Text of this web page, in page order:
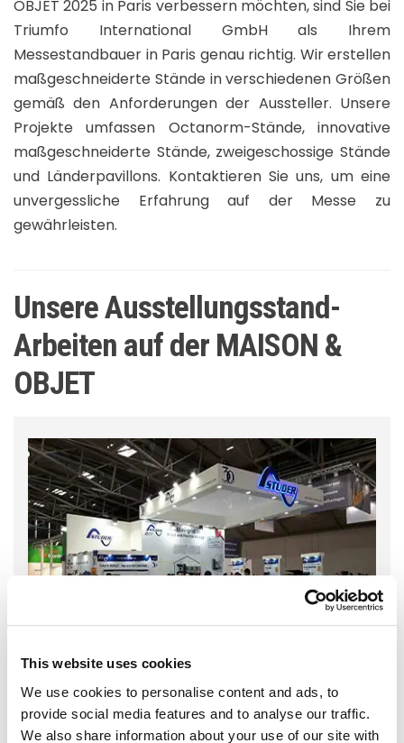
This website uses cookies
We use cookies to personalise content and ads, to
provide social media features and to analyse our traffic.
We also share information about your use of our site with
OBJET 2025 in Paris verbessern möchten, sind Sie bei
Triumfo International GmbH als Ihrem
Messestandbauer in Paris genau richtig. Wir erstellen
maßgeschneiderte Stände in verschiedenen Größen
gemäß den Anforderungen der Aussteller. Unsere
Projekte umfassen Octanorm-Stände, innovative
maßgeschneiderte Stände, zweigeschossige Stände
und Länderpavillons. Kontaktieren Sie uns, um eine
unvergessliche Erfahrung auf der Messe zu
gewährleisten.
Unsere Ausstellungsstand-
Arbeiten auf der MAISON &
OBJET